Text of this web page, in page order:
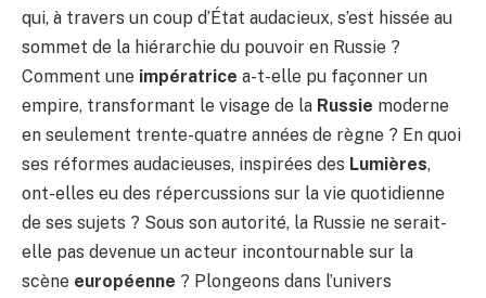
qui, à travers un coup d’État audacieux, s’est hissée au
sommet de la hiérarchie du pouvoir en Russie ?
Comment une impératrice a-t-elle pu façonner un
empire, transformant le visage de la Russie moderne
en seulement trente-quatre années de règne ? En quoi
ses réformes audacieuses, inspirées des Lumières,
ont-elles eu des répercussions sur la vie quotidienne
de ses sujets ? Sous son autorité, la Russie ne serait-
elle pas devenue un acteur incontournable sur la
scène européenne ? Plongeons dans l’univers